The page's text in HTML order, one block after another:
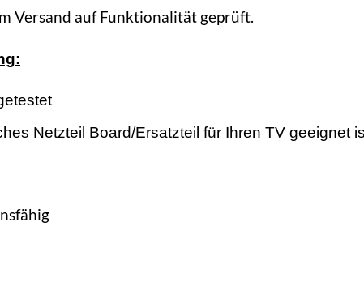
Versand auf Funktionalität geprüft.
Netzteil Board/Ersatzteil für Ihren TV geeignet